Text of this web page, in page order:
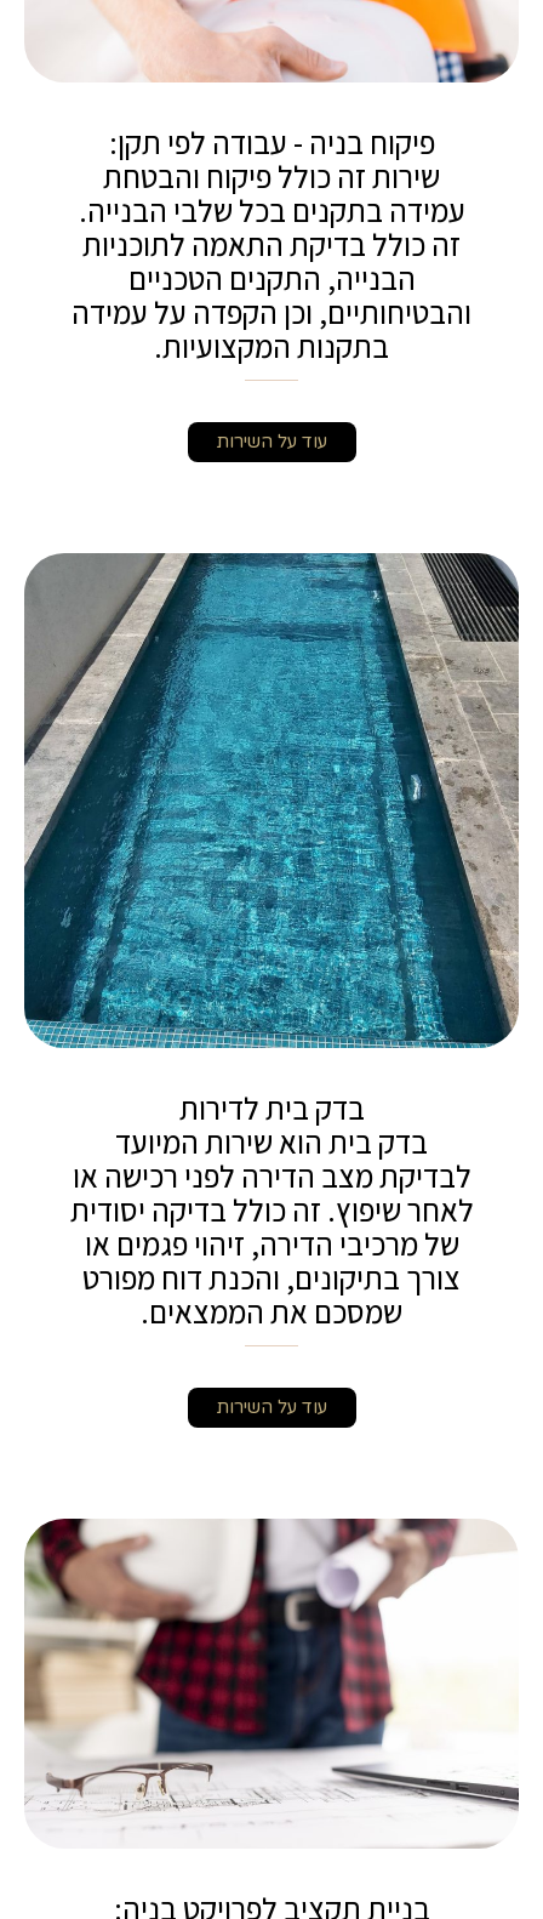
פיקוח בניה - עבודה לפי תקן:
שירות זה כולל פיקוח והבטחת
עמידה בתקנים בכל שלבי הבנייה.
זה כולל בדיקת התאמה לתוכניות
הבנייה, התקנים הטכניים
והבטיחותיים, וכן הקפדה על עמידה
בתקנות המקצועיות.
עוד על השירות
בדק בית לדירות
בדק בית הוא שירות המיועד
לבדיקת מצב הדירה לפני רכישה או
לאחר שיפוץ. זה כולל בדיקה יסודית
של מרכיבי הדירה, זיהוי פגמים או
צורך בתיקונים, והכנת דוח מפורט
שמסכם את הממצאים.
עוד על השירות
בניית תקציב לפרויקט בניה: